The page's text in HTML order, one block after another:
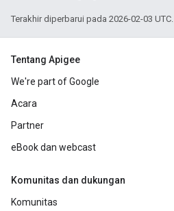
Terakhir diperbarui pada 2026-02-03 UTC.
Tentang Apigee
We're part of Google
Acara
Partner
eBook dan webcast
Komunitas dan dukungan
Komunitas